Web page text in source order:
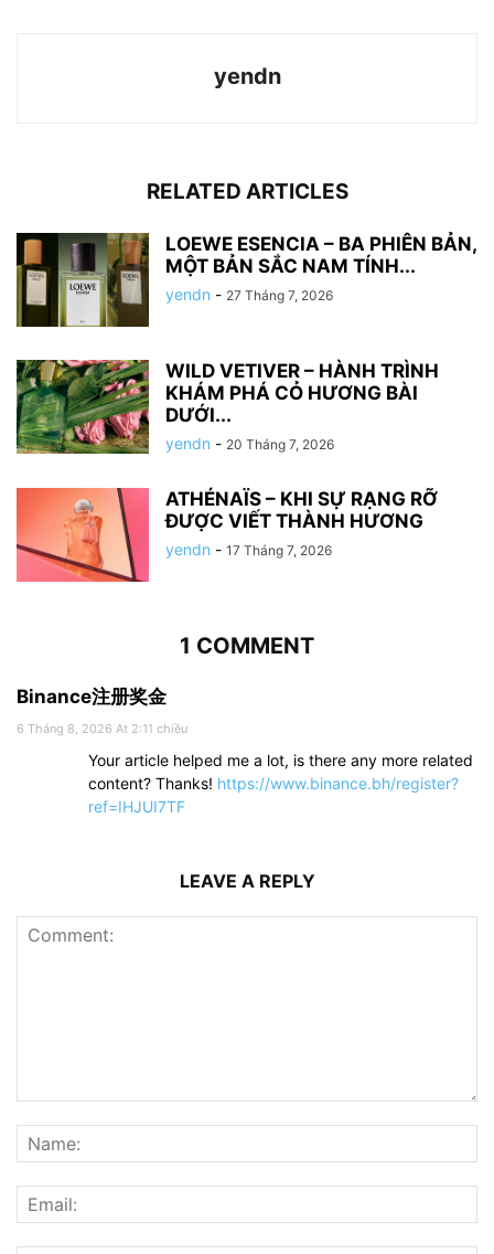
yendn
RELATED ARTICLES
LOEWE ESENCIA – BA PHIÊN BẢN,
MỘT BẢN SẮC NAM TÍNH...
yendn - 27 Tháng 7, 2026
WILD VETIVER – HÀNH TRÌNH
KHÁM PHÁ CỎ HƯƠNG BÀI
DƯỚI...
yendn - 20 Tháng 7, 2026
ATHÉNAÏS – KHI SỰ RẠNG RỠ
ĐƯỢC VIẾT THÀNH HƯƠNG
yendn - 17 Tháng 7, 2026
1 COMMENT
Binance注册奖金
6 Tháng 8, 2026 At 2:11 chiều
Your article helped me a lot, is there any more related
content? Thanks! https://www.binance.bh/register?
ref=IHJUI7TF
LEAVE A REPLY